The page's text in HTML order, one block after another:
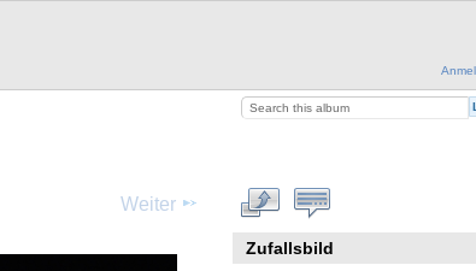
Weiter
Zufallsbild